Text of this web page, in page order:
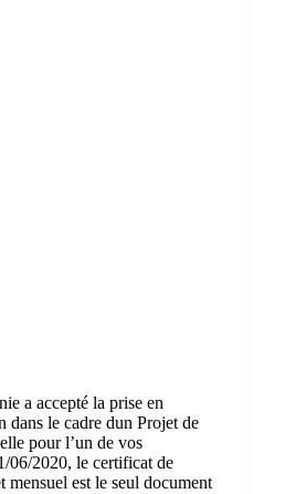
a accepté la prise en
dans le cadre dun Projet de
pour l’un de vos
06/2020, le certificat de
est le seul document